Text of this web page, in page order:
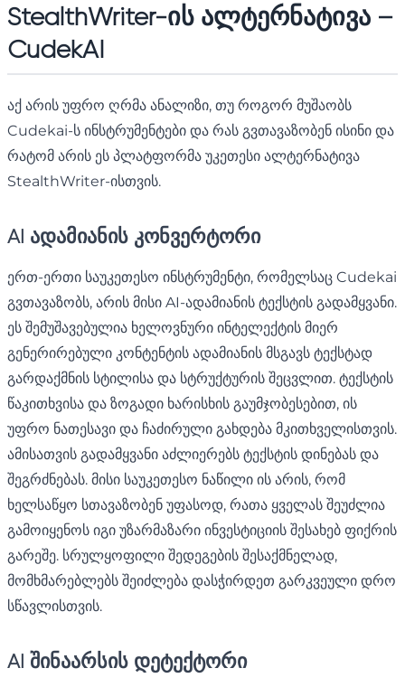
StealthWriter-ის ალტერნატივა –
CudekAI
აქ არის უფრო ღრმა ანალიზი, თუ როგორ მუშაობს
Cudekai-ს ინსტრუმენტები და რას გვთავაზობენ ისინი და
რატომ არის ეს პლატფორმა უკეთესი ალტერნატივა
StealthWriter-ისთვის.
AI ადამიანის კონვერტორი
ერთ-ერთი საუკეთესო ინსტრუმენტი, რომელსაც Cudekai
გვთავაზობს, არის მისი AI-ადამიანის ტექსტის გადამყვანი.
ეს შემუშავებულია ხელოვნური ინტელექტის მიერ
გენერირებული კონტენტის ადამიანის მსგავს ტექსტად
გარდაქმნის სტილისა და სტრუქტურის შეცვლით. ტექსტის
წაკითხვისა და ზოგადი ხარისხის გაუმჯობესებით, ის
უფრო ნათესავი და ჩაძირული გახდება მკითხველისთვის.
ამისათვის გადამყვანი აძლიერებს ტექსტის დინებას და
შეგრძნებას. მისი საუკეთესო ნაწილი ის არის, რომ
ხელსაწყო სთავაზობენ უფასოდ, რათა ყველას შეუძლია
გამოიყენოს იგი უზარმაზარი ინვესტიციის შესახებ ფიქრის
გარეშე. სრულყოფილი შედეგების შესაქმნელად,
მომხმარებლებს შეიძლება დასჭირდეთ გარკვეული დრო
სწავლისთვის.
AI შინაარსის დეტექტორი